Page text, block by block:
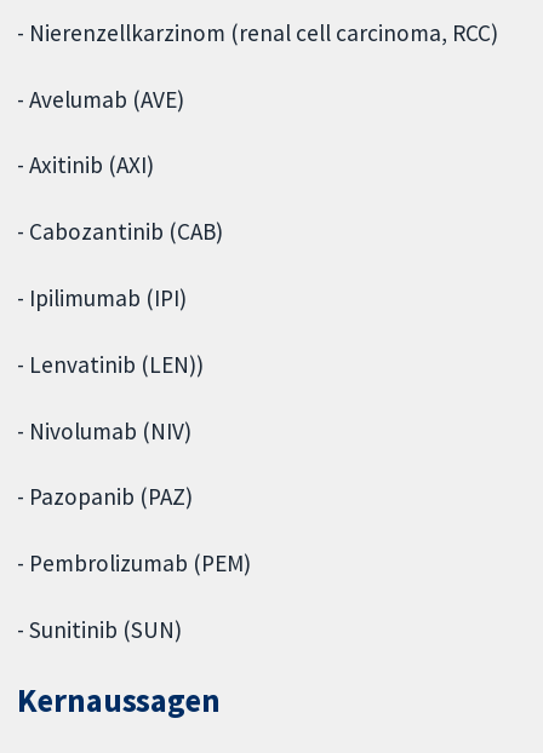
- Nierenzellkarzinom (renal cell carcinoma, RCC)
- Avelumab (AVE)
- Axitinib (AXI)
- Cabozantinib (CAB)
- Ipilimumab (IPI)
- Lenvatinib (LEN))
- Nivolumab (NIV)
- Pazopanib (PAZ)
- Pembrolizumab (PEM)
- Sunitinib (SUN)
Kernaussagen